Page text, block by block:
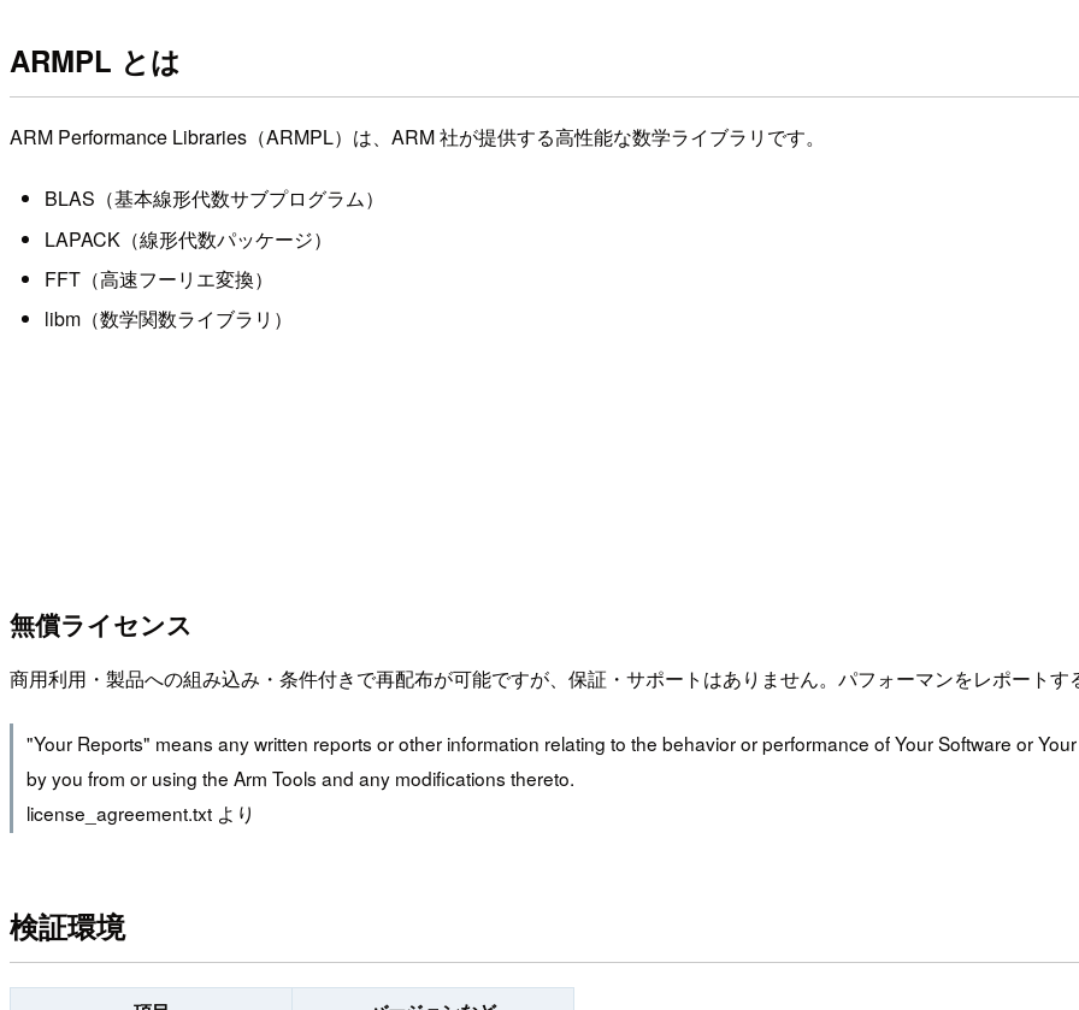
ARMPL とは
ARM Performance Libraries（ARMPL）は、ARM 社が提供する高性能な数学ライブラリです。
BLAS（基本線形代数サブプログラム）
LAPACK（線形代数パッケージ）
FFT（高速フーリエ変換）
libm（数学関数ライブラリ）
無償ライセンス
商用利用・製品への組み込み・条件付きで再配布が可能ですが、保証・サポートはありません。パフォーマンをレポートす
"Your Reports" means any written reports or other information relating to the behavior or performance of Your Software or
by you from or using the Arm Tools and any modifications thereto.
license_agreement.txt より
検証環境